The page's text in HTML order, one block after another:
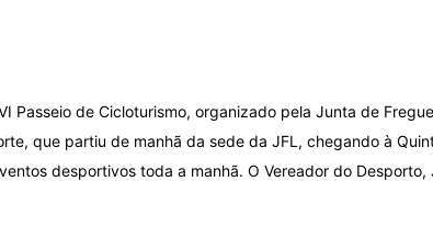
Passeio de Cicloturismo, organizado pela Junta de
que partiu de manhã da sede da JFL, chegando à
desportivos toda a manhã. O Vereador do